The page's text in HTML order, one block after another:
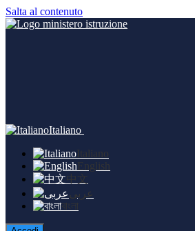
Salta al contenuto
Italiano
Italiano
English
中文
عربى
বাংলা